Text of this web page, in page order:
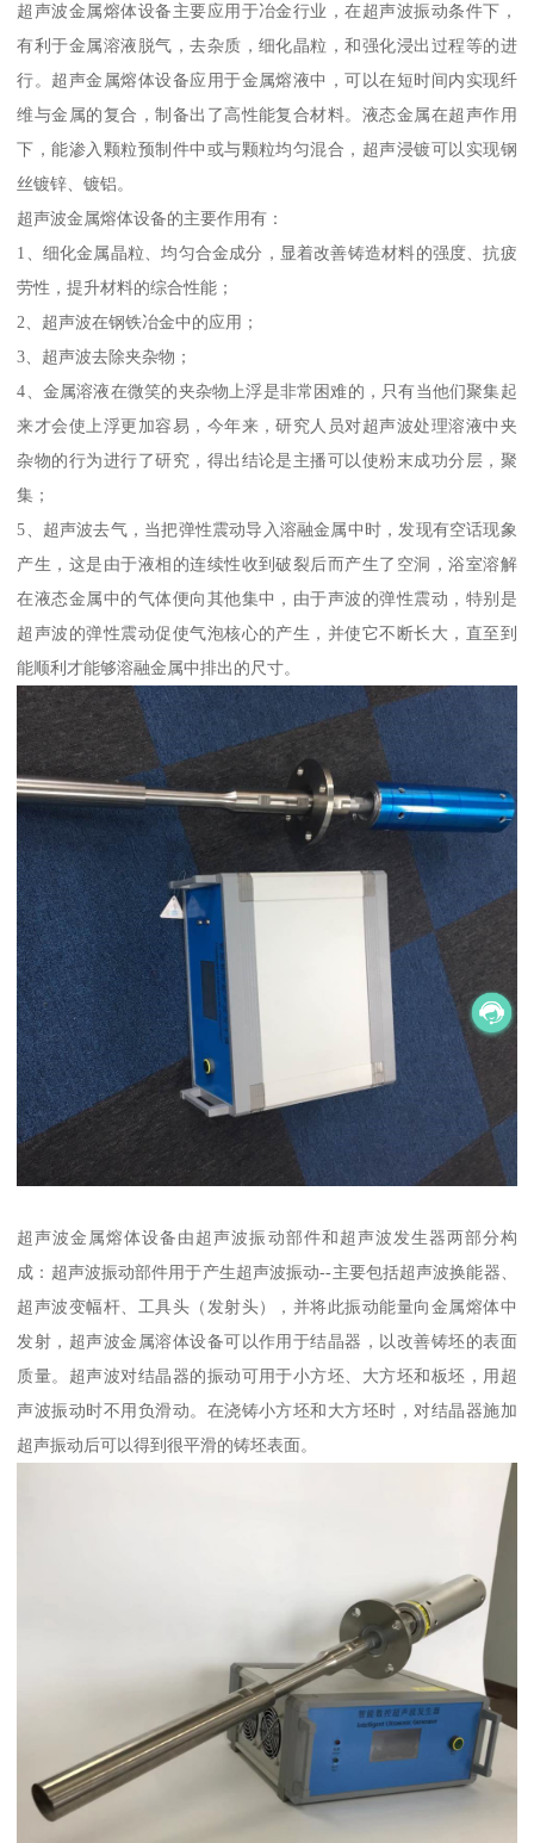
超声波金属熔体设备主要应用于冶金行业，在超声波振动条件下，
有利于金属溶液脱气，去杂质，细化晶粒，和强化浸出过程等的进
行。超声金属熔体设备应用于金属熔液中，可以在短时间内实现纤
维与金属的复合，制备出了高性能复合材料。液态金属在超声作用
下，能渗入颗粒预制件中或与颗粒均匀混合，超声浸镀可以实现钢
丝镀锌、镀铝。
超声波金属熔体设备的主要作用有：
1、细化金属晶粒、均匀合金成分，显着改善铸造材料的强度、抗疲
劳性，提升材料的综合性能；
2、超声波在钢铁冶金中的应用；
3、超声波去除夹杂物；
4、金属溶液在微笑的夹杂物上浮是非常困难的，只有当他们聚集起
来才会使上浮更加容易，今年来，研究人员对超声波处理溶液中夹
杂物的行为进行了研究，得出结论是主播可以使粉末成功分层，聚
集；
5、超声波去气，当把弹性震动导入溶融金属中时，发现有空话现象
产生，这是由于液相的连续性收到破裂后而产生了空洞，浴室溶解
在液态金属中的气体便向其他集中，由于声波的弹性震动，特别是
超声波的弹性震动促使气泡核心的产生，并使它不断长大，直至到
能顺利才能够溶融金属中排出的尺寸。
超声波金属熔体设备由超声波振动部件和超声波发生器两部分构
成：超声波振动部件用于产生超声波振动--主要包括超声波换能器、
超声波变幅杆、工具头（发射头），并将此振动能量向金属熔体中
发射，超声波金属溶体设备可以作用于结晶器，以改善铸坯的表面
质量。超声波对结晶器的振动可用于小方坯、大方坯和板坯，用超
声波振动时不用负滑动。在浇铸小方坯和大方坯时，对结晶器施加
超声振动后可以得到很平滑的铸坯表面。